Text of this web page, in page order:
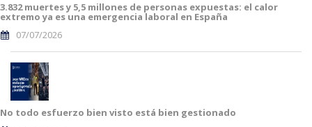
3.832 muertes y 5,5 millones de personas expuestas: el calor
extremo ya es una emergencia laboral en España
07/07/2026
No todo esfuerzo bien visto está bien gestionado